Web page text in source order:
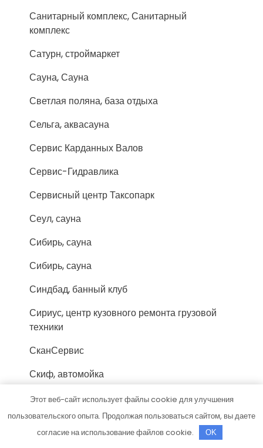
Санитарный комплекс, Санитарный
комплекс
Сатурн, строймаркет
Сауна, Сауна
Светлая поляна, база отдыха
Сельга, аквасауна
Сервис Карданных Валов
Сервис-Гидравлика
Сервисный центр Таксопарк
Сеул, сауна
Сибирь, сауна
Сибирь, сауна
Синдбад, банный клуб
Сириус, центр кузовного ремонта грузовой
техники
СканСервис
Скиф, автомойка
Скиф, автомойка
Соломбальские бани
Этот веб-сайт использует файлы cookie для улучшения
пользовательского опыта. Продолжая пользоваться сайтом, вы даете
согласие на использование файлов cookie.
OK